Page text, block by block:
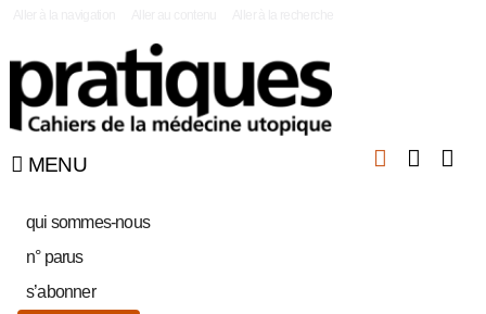
MENU
qui sommes-nous
n° parus
s’abonner